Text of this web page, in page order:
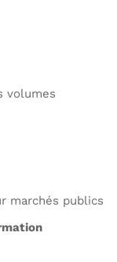
volumes
marchés publics